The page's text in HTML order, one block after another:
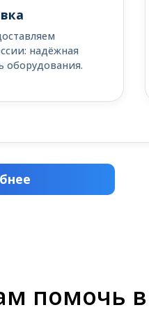
надёжная
оборудования.
помочь